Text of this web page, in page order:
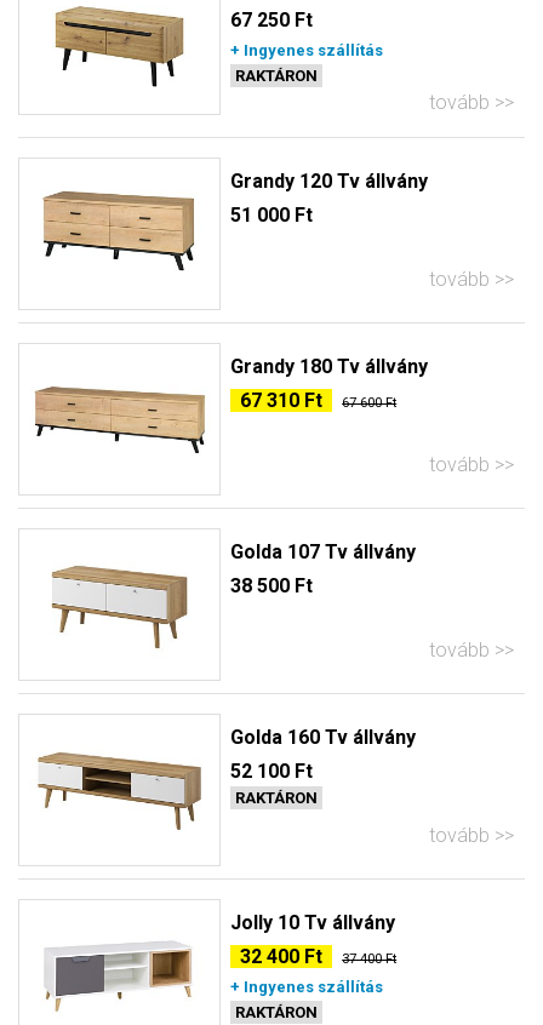
67 250 Ft
+ Ingyenes szállítás
RAKTÁRON
tovább
Grandy 120 Tv állvány
51 000 Ft
tovább
Grandy 180 Tv állvány
67 310 Ft
67 600 Ft
tovább
Golda 107 Tv állvány
38 500 Ft
tovább
Golda 160 Tv állvány
52 100 Ft
RAKTÁRON
tovább
Jolly 10 Tv állvány
32 400 Ft
37 400 Ft
+ Ingyenes szállítás
RAKTÁRON